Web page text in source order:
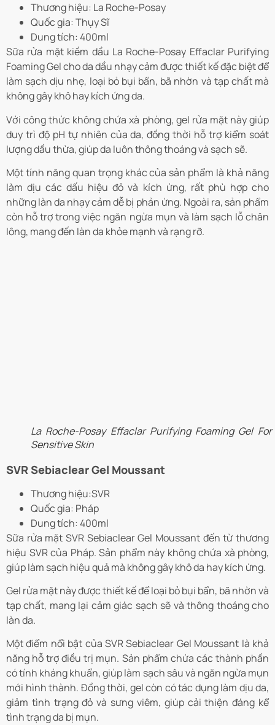
Thương hiệu: La Roche-Posay
Quốc gia: Thụy Sĩ
Dung tích: 400ml
Sữa rửa mặt kiềm dầu La Roche-Posay Effaclar Purifying
Foaming Gel cho da dầu nhạy cảm được thiết kế đặc biệt để
làm sạch dịu nhẹ, loại bỏ bụi bẩn, bã nhờn và tạp chất mà
không gây khô hay kích ứng da.
Với công thức không chứa xà phòng, gel rửa mặt này giúp
duy trì độ pH tự nhiên của da, đồng thời hỗ trợ kiểm soát
lượng dầu thừa, giúp da luôn thông thoáng và sạch sẽ.
Một tính năng quan trọng khác của sản phẩm là khả năng
làm dịu các dấu hiệu đỏ và kích ứng, rất phù hợp cho
những làn da nhạy cảm dễ bị phản ứng. Ngoài ra, sản phẩm
còn hỗ trợ trong việc ngăn ngừa mụn và làm sạch lỗ chân
lông, mang đến làn da khỏe mạnh và rạng rỡ.
La Roche-Posay Effaclar Purifying Foaming Gel
Sensitive Skin
SVR Sebiaclear Gel Moussant
Thương hiệu:SVR
Quốc gia: Pháp
Dung tích: 400ml
Sữa rửa mặt SVR Sebiaclear Gel Moussant đến từ thương
hiệu SVR của Pháp. Sản phẩm này không chứa xà phòng,
giúp làm sạch hiệu quả mà không gây khô da hay kích ứng.
Gel rửa mặt này được thiết kế để loại bỏ bụi bẩn, bã nhờn và
tạp chất, mang lại cảm giác sạch sẽ và thông thoáng cho
làn da.
Một điểm nổi bật của SVR Sebiaclear Gel Moussant là khả
năng hỗ trợ điều trị mụn. Sản phẩm chứa các thành phần
có tính kháng khuẩn, giúp làm sạch sâu và ngăn ngừa mụn
mới hình thành. Đồng thời, gel còn có tác dụng làm dịu da,
giảm tình trạng đỏ và sưng viêm, giúp cải thiện đáng kể
tình trạng da bị mụn.